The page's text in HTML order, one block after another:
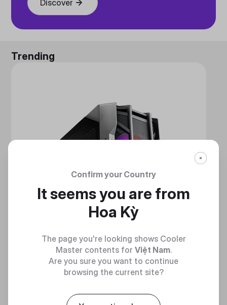
Discover
Trending
Confirm your Country
It seems you are from
Hoa Kỳ
The page you're looking shows Cooler
Master contents for Việt Nam.
Are you sure you want to continue
browsing the current site?